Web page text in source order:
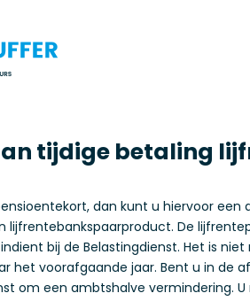
tijdige betaling
dan kunt u hiervoor een
lijfrentebankspaarproduct. De
bij de Belastingdienst. Het is
het voorafgaande jaar. Bent u in de
om een ambtshalve vermindering.